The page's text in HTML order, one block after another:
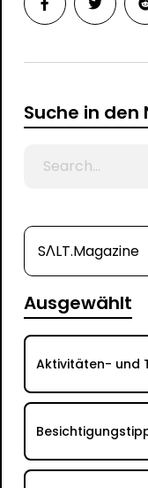
Suche in
SΛLT.Magazine
Ausgewählt
Aktivitäten- und